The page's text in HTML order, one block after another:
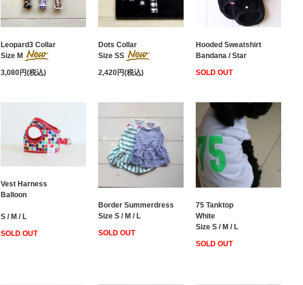
Leopard3 Collar
Size M
3,080円(税込)
Dots Collar
Size SS
2,420円(税込)
Hooded Sweatshirt
Bandana / Star
SOLD OUT
Vest Harness
Balloon
S / M / L
SOLD OUT
Border Summerdress
Size S / M / L
SOLD OUT
75 Tanktop
White
Size S / M / L
SOLD OUT